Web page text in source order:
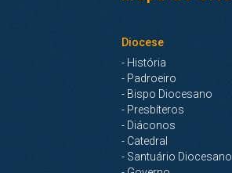
Diocese
- História
- Padroeiro
- Bispo Diocesano
- Presbíteros
- Diáconos
- Catedral
- Santuário Diocesano